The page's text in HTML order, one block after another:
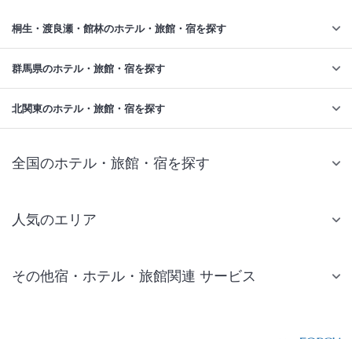
桐生・渡良瀬・館林のホテル・旅館・宿を探す
群馬県のホテル・旅館・宿を探す
北関東のホテル・旅館・宿を探す
全国のホテル・旅館・宿を探す
人気のエリア
仙台 ホテル
その他宿・ホテル・旅館関連 サービス